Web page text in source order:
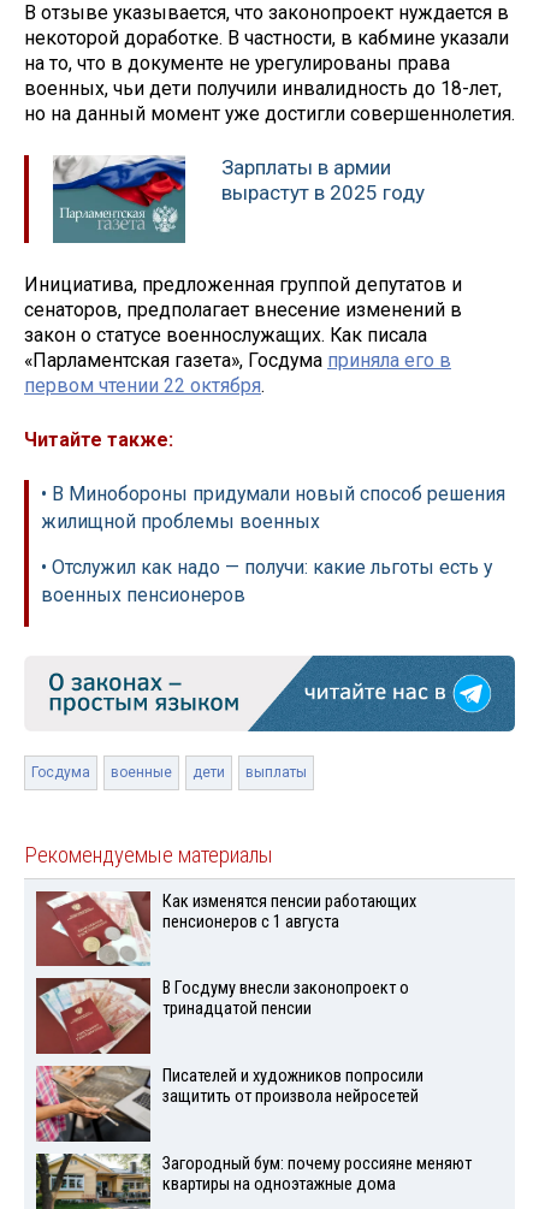
В отзыве указывается, что законопроект нуждается в
некоторой доработке. В частности, в кабмине указали
на то, что в документе не урегулированы права
военных, чьи дети получили инвалидность до 18-лет,
но на данный момент уже достигли совершеннолетия.
Зарплаты в армии
вырастут в 2025 году
Инициатива, предложенная группой депутатов и
сенаторов, предполагает внесение изменений в
закон о статусе военнослужащих. Как писала
«Парламентская газета», Госдума приняла его в
первом чтении 22 октября.
Читайте также:
• В Минобороны придумали новый способ решения
жилищной проблемы военных
• Отслужил как надо — получи: какие льготы есть у
военных пенсионеров
Госдума военные дети выплаты
Рекомендуемые материалы
Как изменятся пенсии работающих
пенсионеров с 1 августа
В Госдуму внесли законопроект о
тринадцатой пенсии
Писателей и художников попросили
защитить от произвола нейросетей
Загородный бум: почему россияне меняют
квартиры на одноэтажные дома